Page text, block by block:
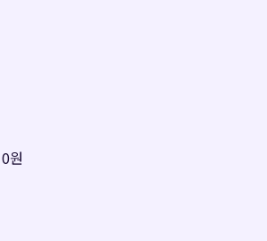
0원